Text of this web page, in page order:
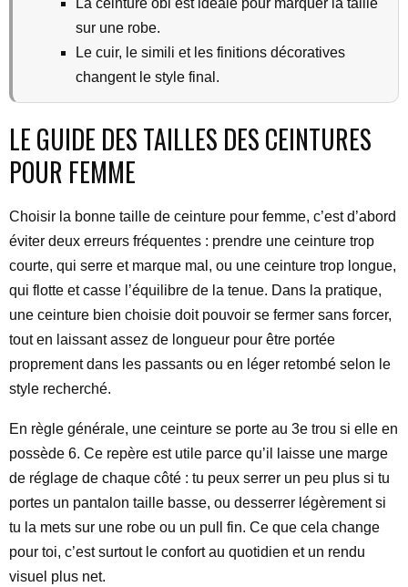
La ceinture obi est idéale pour marquer la taille
sur une robe.
Le cuir, le simili et les finitions décoratives
changent le style final.
LE GUIDE DES TAILLES DES CEINTURES
POUR FEMME
Choisir la bonne taille de ceinture pour femme, c’est d’abord
éviter deux erreurs fréquentes : prendre une ceinture trop
courte, qui serre et marque mal, ou une ceinture trop longue,
qui flotte et casse l’équilibre de la tenue. Dans la pratique,
une ceinture bien choisie doit pouvoir se fermer sans forcer,
tout en laissant assez de longueur pour être portée
proprement dans les passants ou en léger retombé selon le
style recherché.
En règle générale, une ceinture se porte au 3e trou si elle en
possède 6. Ce repère est utile parce qu’il laisse une marge
de réglage de chaque côté : tu peux serrer un peu plus si tu
portes un pantalon taille basse, ou desserrer légèrement si
tu la mets sur une robe ou un pull fin. Ce que cela change
pour toi, c’est surtout le confort au quotidien et un rendu
visuel plus net.